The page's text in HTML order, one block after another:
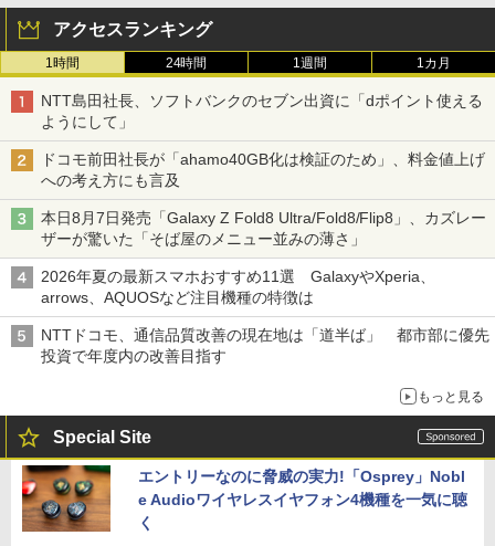
アクセスランキング
1時間 24時間 1週間 1カ月
NTT島田社長、ソフトバンクのセブン出資に「dポイント使える
ようにして」
ドコモ前田社長が「ahamo40GB化は検証のため」、料金値上げ
への考え方にも言及
本日8月7日発売「Galaxy Z Fold8 Ultra/Fold8/Flip8」、カズレー
ザーが驚いた「そば屋のメニュー並みの薄さ」
2026年夏の最新スマホおすすめ11選 GalaxyやXperia、
arrows、AQUOSなど注目機種の特徴は
NTTドコモ、通信品質改善の現在地は「道半ば」 都市部に優先
投資で年度内の改善目指す
もっと見る
Special Site
エントリーなのに脅威の実力!「Osprey」Nobl
e Audioワイヤレスイヤフォン4機種を一気に聴
く